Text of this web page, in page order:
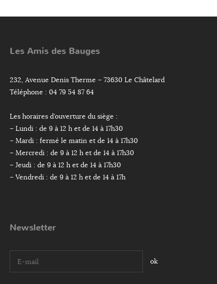
Les Amis des Bauges
232, Avenue Denis Therme – 73630 Le Châtelard
Téléphone : 04 79 54 87 64
Les horaires d’ouverture du siège :
– Lundi : de 9 à 12 h et de 14 à 17h30
– Mardi : fermé le matin et de 14 à 17h30
– Mercredi : de 9 à 12 h et de 14 à 17h30
– Jeudi : de 9 à 12 h et de 14 à 17h30
– Vendredi : de 9 à 12 h et de 14 à 17h
Newsletter
I agree terms and conditions.*